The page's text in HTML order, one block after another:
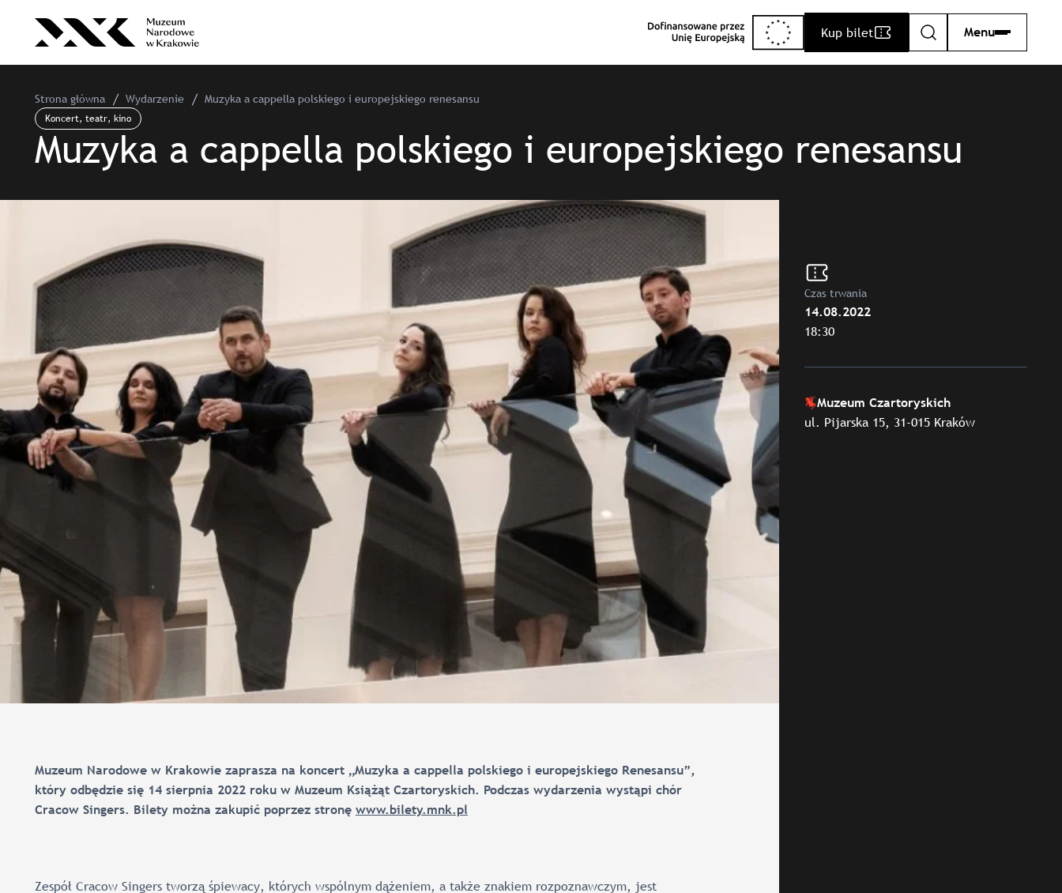
Kup bilet Szukaj Menu
Strona główna Wydarzenie
Muzyka a cappella polskiego i europejskiego renesansu
Koncert, teatr, kino
Muzyka a cappella polskiego i europejskiego renesansu
Muzeum Narodowe w Krakowie zaprasza na koncert „Muzyka a cappella polskiego i europejskiego Renesansu”,
który odbędzie się 14 sierpnia 2022 roku w Muzeum Książąt Czartoryskich. Podczas wydarzenia wystąpi chór
Cracow Singers. Bilety można zakupić poprzez stronę www.bilety.mnk.pl
Zespół Cracow Singers tworzą śpiewacy, których wspólnym dążeniem, a także znakiem rozpoznawczym, jest
Czas trwania
14.08.2022
18:30
Muzeum Czartoryskich
ul. Pijarska 15, 31-015 Kraków